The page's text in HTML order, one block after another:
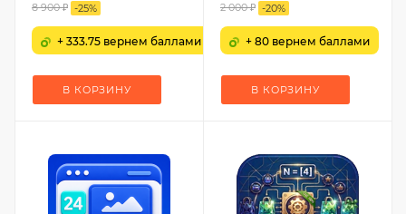
8 900₽ -25%
+ 333.75 вернем баллами
В КОРЗИНУ
2 000₽ -20%
+ 80 вернем баллами
В КОРЗИНУ